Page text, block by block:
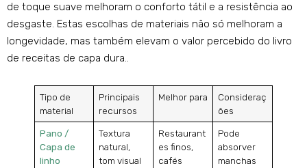
de toque suave melhoram o conforto tátil e a resistência ao
desgaste. Estas escolhas de materiais não só melhoram a
longevidade, mas também elevam o valor percebido do livro
de receitas de capa dura..
Tipo de
material
Principais
recursos
Melhor para
Consideraç
ões
Pano /
Capa de
linho
Textura
natural,
tom visual
Restaurant
es finos,
cafés
Pode
absorver
manchas